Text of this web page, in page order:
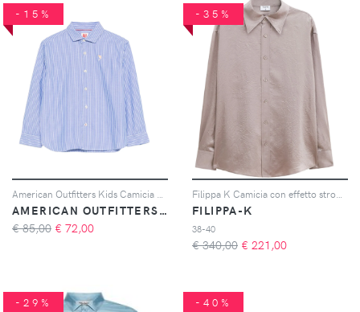
-15%
AMERICAN OUTFITTERS KIDS
€ 85,00 € 72,00
-35%
FILIPPA-K
38-40
€ 340,00 € 221,00
-29% -40%